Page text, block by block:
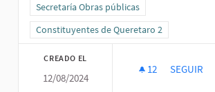
Resultados al filtrar por la categoría:
Secretaría Obras públicas
Resultados al filtrar por el ámbito:
Constituyentes de Queretaro 2
CREADO EL
12/08/2024
12 12
SEGUIR